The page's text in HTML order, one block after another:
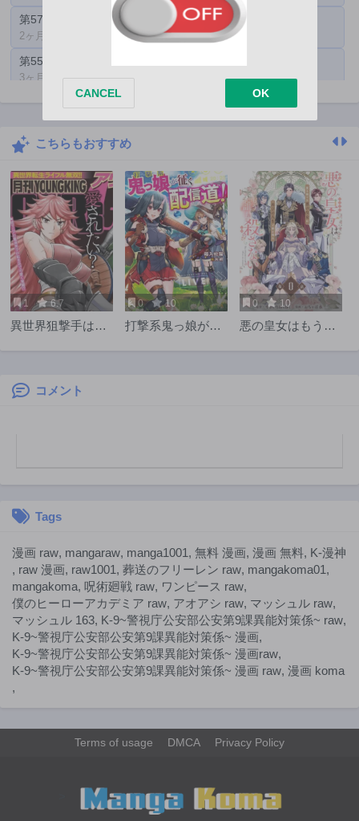
第57話
2ヶ月前
第56話
2ヶ月前
第55話
3ヶ月前
3ヶ月前 3ヶ月前
第19話
第52話
3ヶ月前
第51話
4ヶ月前
第50話
4ヶ月前
第49話
4ヶ月前
第48話
4ヶ月前
第47話
5ヶ月前
第46話
5ヶ月前
第45話
5ヶ月前
第42話
第36話
第34話
8ヶ月前
第33話
8ヶ月前
第32話
9ヶ月前
第31話
9ヶ月前
第30話
9ヶ月前
第29話
9ヶ月前
第26話 第25話
10ヶ月前
11ヶ月前
第21話
こちらもおすすめ
1 6.7
異世界狙撃手は女
0 10
打撃系鬼っ娘が征
0 10
悪の皇女はもう誰
コメント
Tags
漫画 raw, mangaraw, manga1001, 無料 漫画, 漫画 無料, K-漫神
, raw 漫画, raw1001, 葬送のフリーレン raw, mangakoma01,
mangakoma, 呪術廻戦 raw, ワンピース raw,
僕のヒーローアカデミア raw, アオアシ raw, マッシュル raw,
マッシュル 163, K-9~警視庁公安部公安第9課異能対策係~ raw,
K-9~警視庁公安部公安第9課異能対策係~ 漫画,
K-9~警視庁公安部公安第9課異能対策係~ 漫画raw,
K-9~警視庁公安部公安第9課異能対策係~ 漫画 raw, 漫画 koma
,
Terms of usage DMCA Privacy Policy